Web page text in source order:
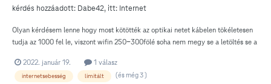
működik a TV vétel, de ezt szeretném elhagyni, mert rádióamatőr is vagyok, és
kérdés hozzáadott: Dabe42, itt: Internet
Olyan kérdésem lenne hogy most kötötték az optikai netet kábelen tökéletesen
tudja az 1000 fel le, viszont wifin 250-300fölé soha nem megy se a letöltés se a
2022. január 19.
1 válasz
internetsebesség limitált (és még 3 )